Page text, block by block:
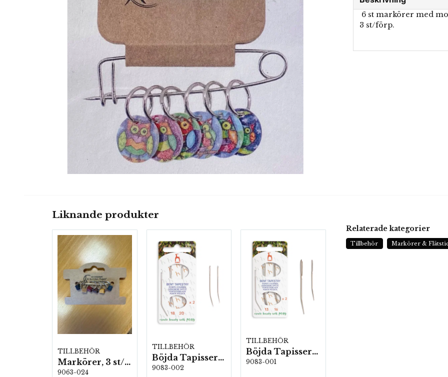
6 st markörer med
3 st/förp.
Liknande produkter
TILLBEHÖR
Markörer, 3 st/förp.
9063-024
TILLBEHÖR
Böjda Tapisserinålar, Stl: 18 & 20, 5 kartor/fp. (05823)
9083-002
TILLBEHÖR
Böjda Tapisserinålar, Stl: 13 & 16, 5 kartor/fp. (05822)
9083-001
Relaterade kategorier
Tillbehör Markörer &